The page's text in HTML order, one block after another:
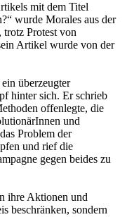
mit dem Titel
wurde Morales aus der
trotz Protest von
Artikel wurde von der
überzeugter
hinter sich. Er schrieb
offenlegte, die
und
Problem der
und rief die
gegen beides zu
ihre Aktionen und
beschränken, sondern